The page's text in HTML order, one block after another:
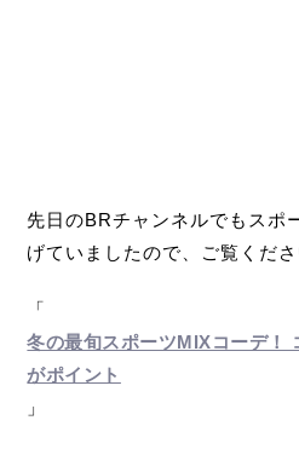
先日のBRチャンネルでもスポ
げていましたので、ご覧くださ
「
冬の最旬スポーツMIXコーデ！
がポイント
」